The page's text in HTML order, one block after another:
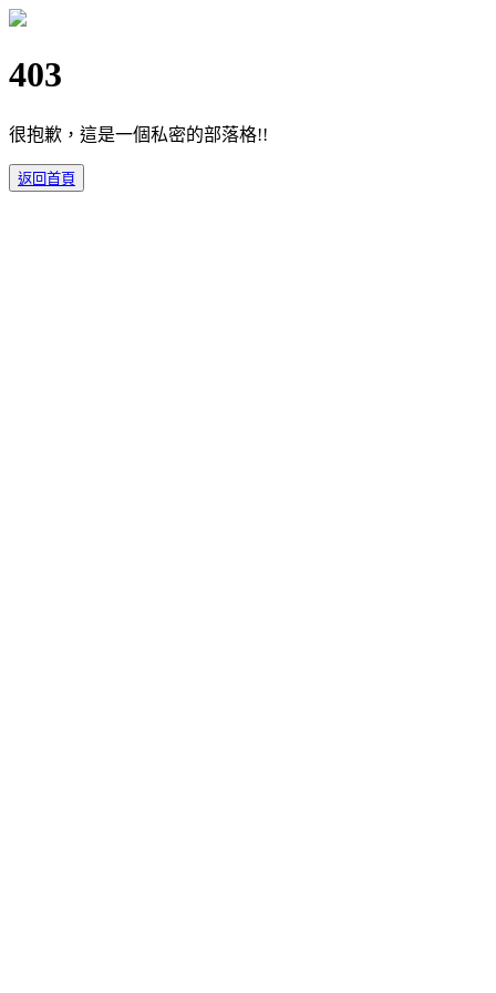
403
很抱歉，這是一個私密的部落格!!
返回首頁